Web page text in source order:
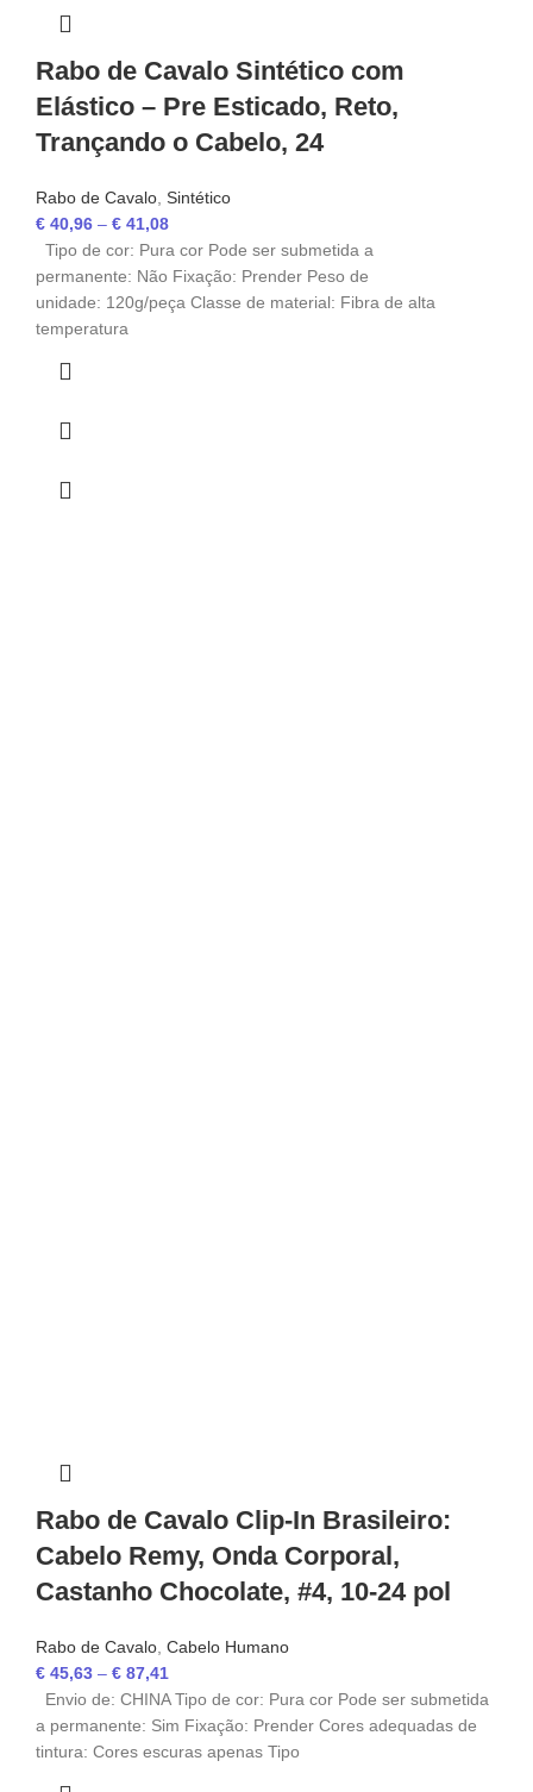
Rabo de Cavalo Sintético com
Elástico – Pre Esticado, Reto,
Trançando o Cabelo, 24
Rabo de Cavalo, Sintético
€ 40,96 – € 41,08
Tipo de cor: Pura cor Pode ser submetida a
permanente: Não Fixação: Prender Peso de
unidade: 120g/peça Classe de material: Fibra de alta
temperatura
Rabo de Cavalo Clip-In Brasileiro:
Cabelo Remy, Onda Corporal,
Castanho Chocolate, #4, 10-24 pol
Rabo de Cavalo, Cabelo Humano
€ 45,63 – € 87,41
Envio de: CHINA Tipo de cor: Pura cor Pode ser submetida
a permanente: Sim Fixação: Prender Cores adequadas de
tintura: Cores escuras apenas Tipo